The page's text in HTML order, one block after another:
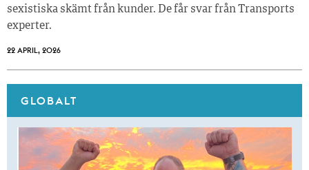
sexistiska skämt från kunder. De får svar från Transports
experter.
22 APRIL, 2026
GLOBALT